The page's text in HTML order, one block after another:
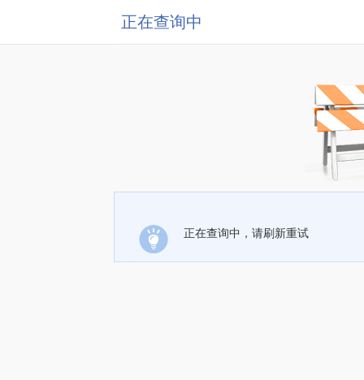
正在查询中
正在查询中，请刷新重试